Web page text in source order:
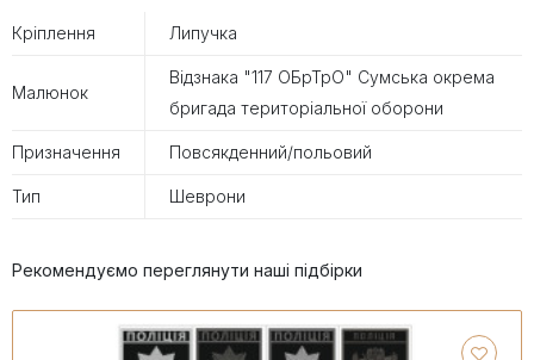
Кріплення Липучка
Малюнок
Відзнака "117 ОБрТрО" Сумська окрема
бригада територіальної оборони
Призначення Повсякденний/польовий
Тип Шеврони
Рекомендуємо переглянути наші підбірки